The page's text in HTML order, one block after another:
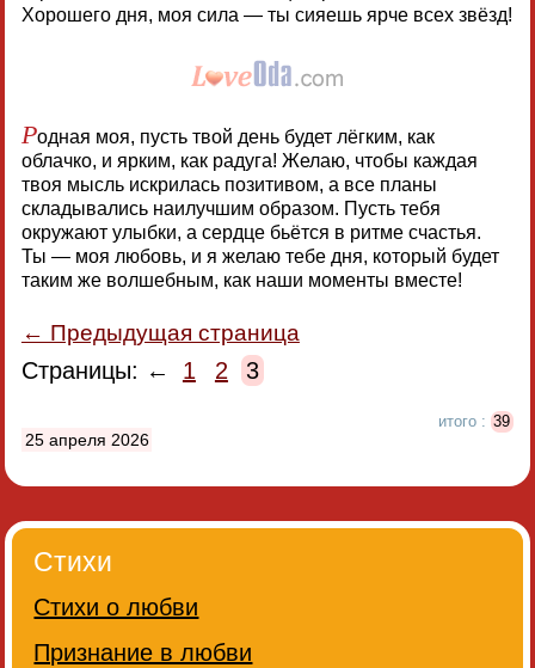
Хорошего дня, моя сила — ты сияешь ярче всех звёзд!
Родная моя, пусть твой день будет лёгким, как
облачко, и ярким, как радуга! Желаю, чтобы каждая
твоя мысль искрилась позитивом, а все планы
складывались наилучшим образом. Пусть тебя
окружают улыбки, а сердце бьётся в ритме счастья.
Ты — моя любовь, и я желаю тебе дня, который будет
таким же волшебным, как наши моменты вместе!
← Предыдущая страница
Страницы: ← 1 2 3
итого : 39
25 апреля 2026
Стихи
Стихи о любви
Признание в любви